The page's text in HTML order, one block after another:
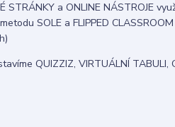
STRÁNKY a ONLINE NÁSTROJE
SOLE a FLIPPED
QUIZZIZ, VIRTUÁLNÍ TABULI,